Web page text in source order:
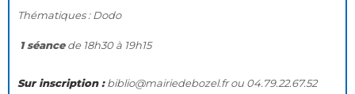
Thématiques : Dodo
1 séancede 18h30 à 19h15
Sur inscription :biblio@mairiedebozel.fr ou 04.79.22.67.52